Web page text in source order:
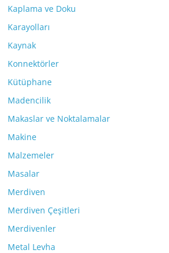
Kaplama ve Doku
Karayolları
Kaynak
Konnektörler
Kütüphane
Madencilik
Makaslar ve Noktalamalar
Makine
Malzemeler
Masalar
Merdiven
Merdiven Çeşitleri
Merdivenler
Metal Levha